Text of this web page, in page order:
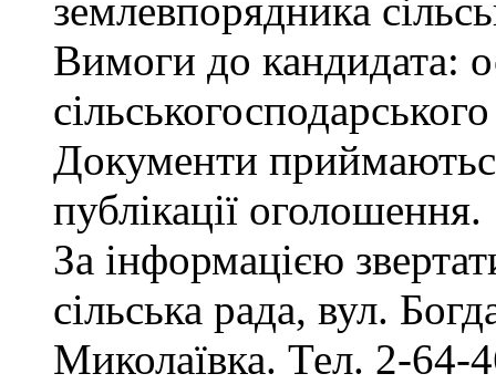
землевпорядника
Вимоги до кандидата:
Документи
публікації оголошення.
За інформацією
сільська рада, вул.
Миколаївка. Тел. 2-64-